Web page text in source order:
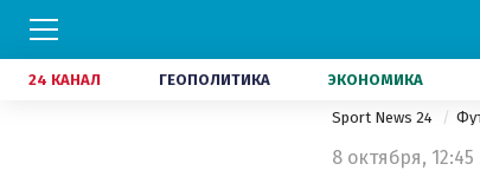
24 КАНАЛ ГЕОПОЛИТИКА ЭКОНОМИКА
Sport News 24
8 октября, 12:45